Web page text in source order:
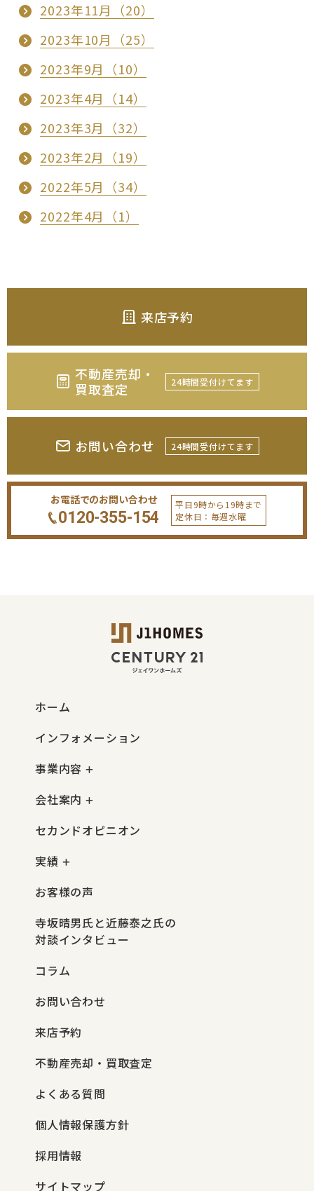
2023年11月（20）
2023年10月（25）
2023年9月（10）
2023年4月（14）
2023年3月（32）
2023年2月（19）
2022年5月（34）
2022年4月（1）
来店予約
不動産売却・
買取査定
24時間受付けてます
お問い合わせ 24時間受付けてます
お電話でのお問い合わせ
0120-355-154
平日9時から19時まで
定休日：毎週水曜
ホーム
インフォメーション
事業内容
会社案内
セカンドオピニオン
実績
お客様の声
寺坂晴男氏と近藤泰之氏の
対談インタビュー
コラム
お問い合わせ
来店予約
不動産売却・買取査定
よくある質問
個人情報保護方針
採用情報
サイトマップ